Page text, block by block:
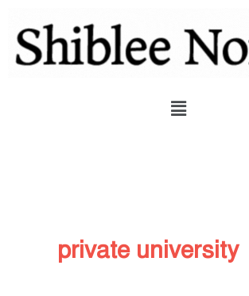
content
Menu
private university